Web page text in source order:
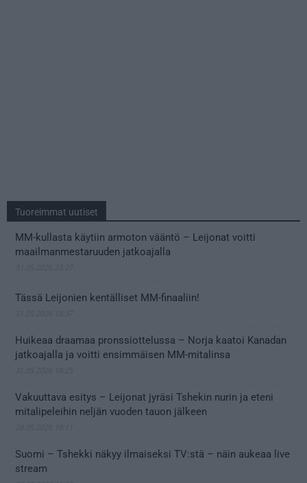
Tuoreimmat uutiset
MM-kullasta käytiin armoton vääntö – Leijonat voitti
maailmanmestaruuden jatkoajalla
Tässä Leijonien kentälliset MM-finaaliin!
Huikeaa draamaa pronssiottelussa – Norja kaatoi Kanadan
jatkoajalla ja voitti ensimmäisen MM-mitalinsa
Vakuuttava esitys – Leijonat jyräsi Tshekin nurin ja eteni
mitalipeleihin neljän vuoden tauon jälkeen
Suomi – Tshekki näkyy ilmaiseksi TV:stä – näin aukeaa live
stream